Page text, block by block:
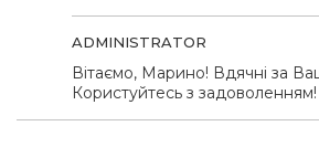
ADMINISTRATOR
Вітаємо, Марино! Вдячні за
Користуйтесь з задоволенням!